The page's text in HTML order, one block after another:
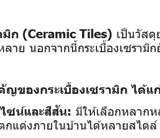
มิก (Ceramic Tiles) เป็นวัส
ย นอกจากนี้กระเบื้องเซรามิก
ของกระเบื้องเซรามิก ได้แ
ซน์และสีสัน: มีให้เลือกหลาก
กแต่งภายในบ้านได้หลายสไตล์